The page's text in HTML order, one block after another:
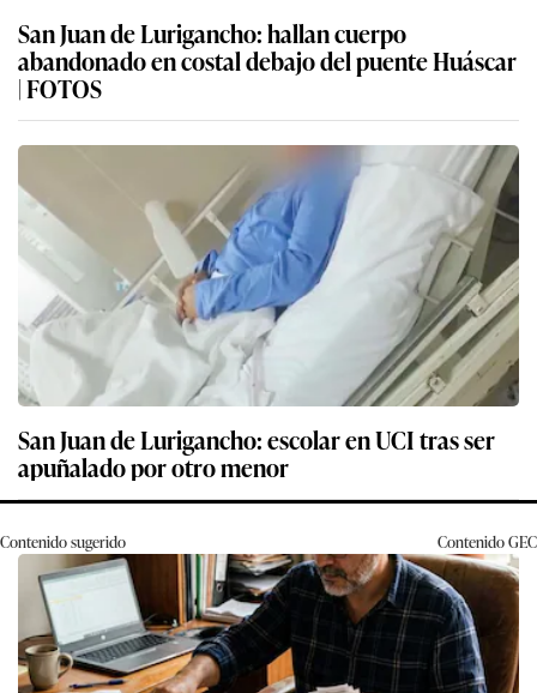
San Juan de Lurigancho: hallan cuerpo
abandonado en costal debajo del puente Huáscar
| FOTOS
San Juan de Lurigancho: escolar en UCI tras ser
apuñalado por otro menor
Contenido sugerido ContenidoGEC